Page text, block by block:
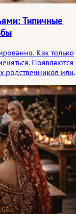
Типичные
Как только
Появляются
родственников или
шагами. Со
пару, но и всю